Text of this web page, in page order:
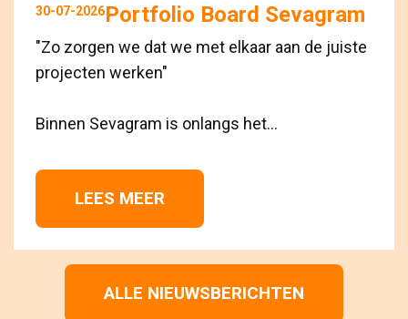
30-07-2026Portfolio Board Sevagram
"Zo zorgen we dat we met elkaar aan de juiste
projecten werken"
Binnen Sevagram is onlangs het...
LEES MEER
ALLE NIEUWSBERICHTEN